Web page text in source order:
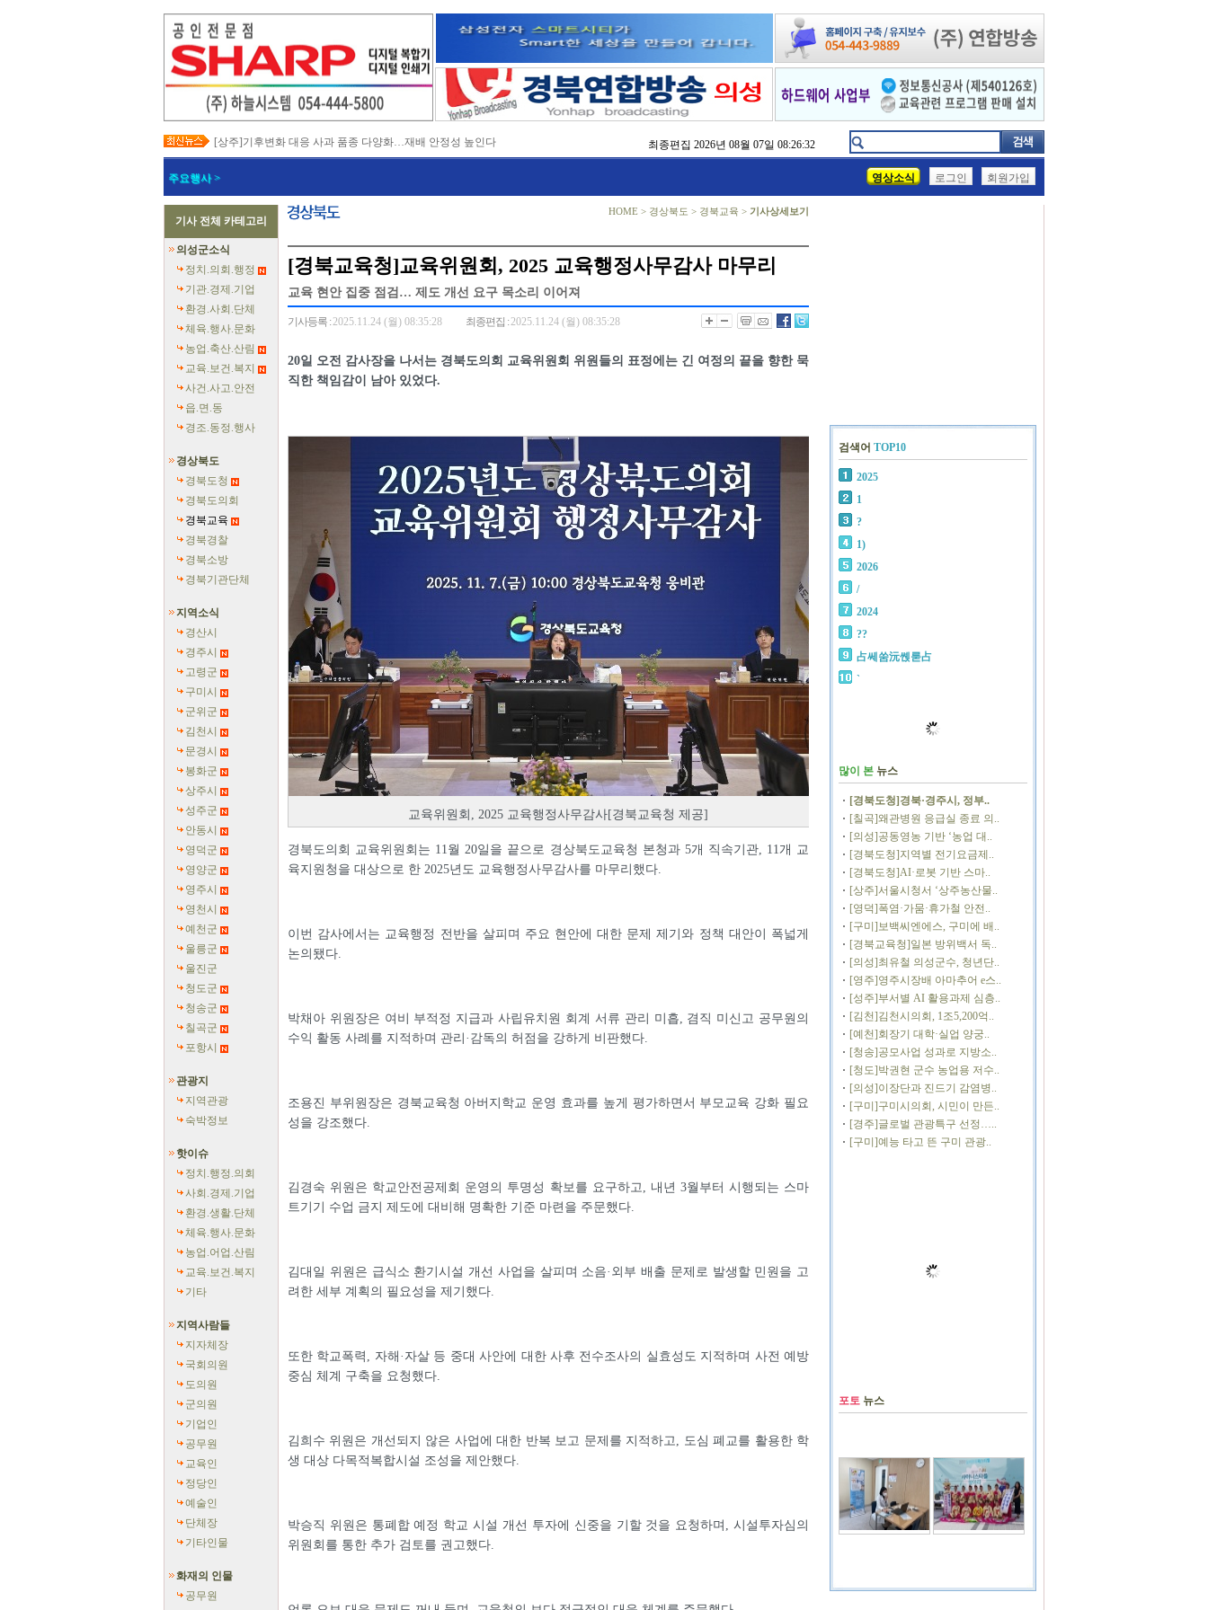
[상주]기후변화 대응 사과 품종 다양화…재배 안정성 높인다
[봉화]‘K-베트남 밸리 특구’ 최종 지정…3,476억 투입
[김천]지방세입 체납관리단 본격 가동…맞춤형 징수 나선다
[고령]가뭄 장기화 총력 대응…농업용수 확보 긴급 지원
[경주]경주역 KTX·KTX-이음 증편…수도권 접근성 높인다
[경북교육청]‘수리력+ 웹 콘텐츠’ 개발…맞춤형 수학 학습 지원
[경북도청]‘말산업 특구’ 키운다…한국마사회 영천 유치 공동전선
[구미]예능 타고 뜬 구미 관광…‘갓 튀긴 라면’ 판매량 6배 껑충
[경북교육청]일본 방위백서 독도 영유권 주장 강력 규탄
최종편집 2026년 08월 07일 08:26:32
주요행사 > 영상소식 로그인 회원가입
기사 전체 카테고리
의성군소식
정치.의회.행정
기관.경제.기업
환경.사회.단체
체육.행사.문화
농업.축산.산림
교육.보건.복지
사건.사고.안전
읍.면.동
경조.동정.행사
경상북도
경북도청
경북도의회
경북교육
경북경찰
경북소방
경북기관단체
지역소식
경산시
경주시
고령군
구미시
군위군
김천시
문경시
봉화군
상주시
성주군
안동시
영덕군
영양군
영주시
영천시
예천군
울릉군
울진군
청도군
청송군
칠곡군
포항시
관광지
지역관광
숙박정보
핫이슈
정치.행정.의회
사회.경제.기업
환경.생활.단체
체육.행사.문화
농업.어업.산림
교육.보건.복지
기타
지역사람들
지자체장
국회의원
도의원
군의원
기업인
공무원
교육인
정당인
예술인
단체장
기타인물
화재의 인물
공무원
HOME > 경상북도 > 경북교육 > 기사상세보기
[경북교육청]교육위원회, 2025 교육행정사무감사 마무리
교육 현안 집중 점검… 제도 개선 요구 목소리 이어져
기사등록 :2025.11.24 (월) 08:35:28 최종편집 :2025.11.24 (월) 08:35:28
20일 오전 감사장을 나서는 경북도의회 교육위원회 위원들의 표정에는 긴 여정의 끝을 향한 묵
직한 책임감이 남아 있었다.
교육위원회, 2025 교육행정사무감사[경북교육청 제공]
경북도의회 교육위원회는 11월 20일을 끝으로 경상북도교육청 본청과 5개 직속기관, 11개 교
육지원청을 대상으로 한 2025년도 교육행정사무감사를 마무리했다.
이번 감사에서는 교육행정 전반을 살피며 주요 현안에 대한 문제 제기와 정책 대안이 폭넓게
논의됐다.
박채아 위원장은 여비 부적정 지급과 사립유치원 회계 서류 관리 미흡, 겸직 미신고 공무원의
수익 활동 사례를 지적하며 관리·감독의 허점을 강하게 비판했다.
조용진 부위원장은 경북교육청 아버지학교 운영 효과를 높게 평가하면서 부모교육 강화 필요
성을 강조했다.
김경숙 위원은 학교안전공제회 운영의 투명성 확보를 요구하고, 내년 3월부터 시행되는 스마
트기기 수업 금지 제도에 대비해 명확한 기준 마련을 주문했다.
김대일 위원은 급식소 환기시설 개선 사업을 살피며 소음·외부 배출 문제로 발생할 민원을 고
려한 세부 계획의 필요성을 제기했다.
또한 학교폭력, 자해·자살 등 중대 사안에 대한 사후 전수조사의 실효성도 지적하며 사전 예방
중심 체계 구축을 요청했다.
김희수 위원은 개선되지 않은 사업에 대한 반복 보고 문제를 지적하고, 도심 폐교를 활용한 학
생 대상 다목적복합시설 조성을 제안했다.
박승직 위원은 통폐합 예정 학교 시설 개선 투자에 신중을 기할 것을 요청하며, 시설투자심의
위원회를 통한 추가 검토를 권고했다.
검색어 TOP10
2025
1
?
1)
2026
/
2024
??
占쎄쑴沅쏁룯占
`
많이 본 뉴스
[경북도청]경북·경주시, 정부..
[칠곡]왜관병원 응급실 종료 의..
[의성]공동영농 기반 ‘농업 대..
[경북도청]지역별 전기요금제..
[경북도청]AI·로봇 기반 스마..
[상주]서울시청서 ‘상주농산물..
[영덕]폭염·가뭄·휴가철 안전..
[구미]보백씨엔에스, 구미에 배..
[경북교육청]일본 방위백서 독..
[의성]최유철 의성군수, 청년단..
[영주]영주시장배 아마추어 e스..
[성주]부서별 AI 활용과제 심층..
[김천]김천시의회, 1조5,200억..
[예천]회장기 대학·실업 양궁..
[청송]공모사업 성과로 지방소..
[청도]박권현 군수 농업용 저수..
[의성]이장단과 진드기 감염병..
[구미]구미시의회, 시민이 만든..
[경주]글로벌 관광특구 선정…..
[구미]예능 타고 뜬 구미 관광..
포토 뉴스